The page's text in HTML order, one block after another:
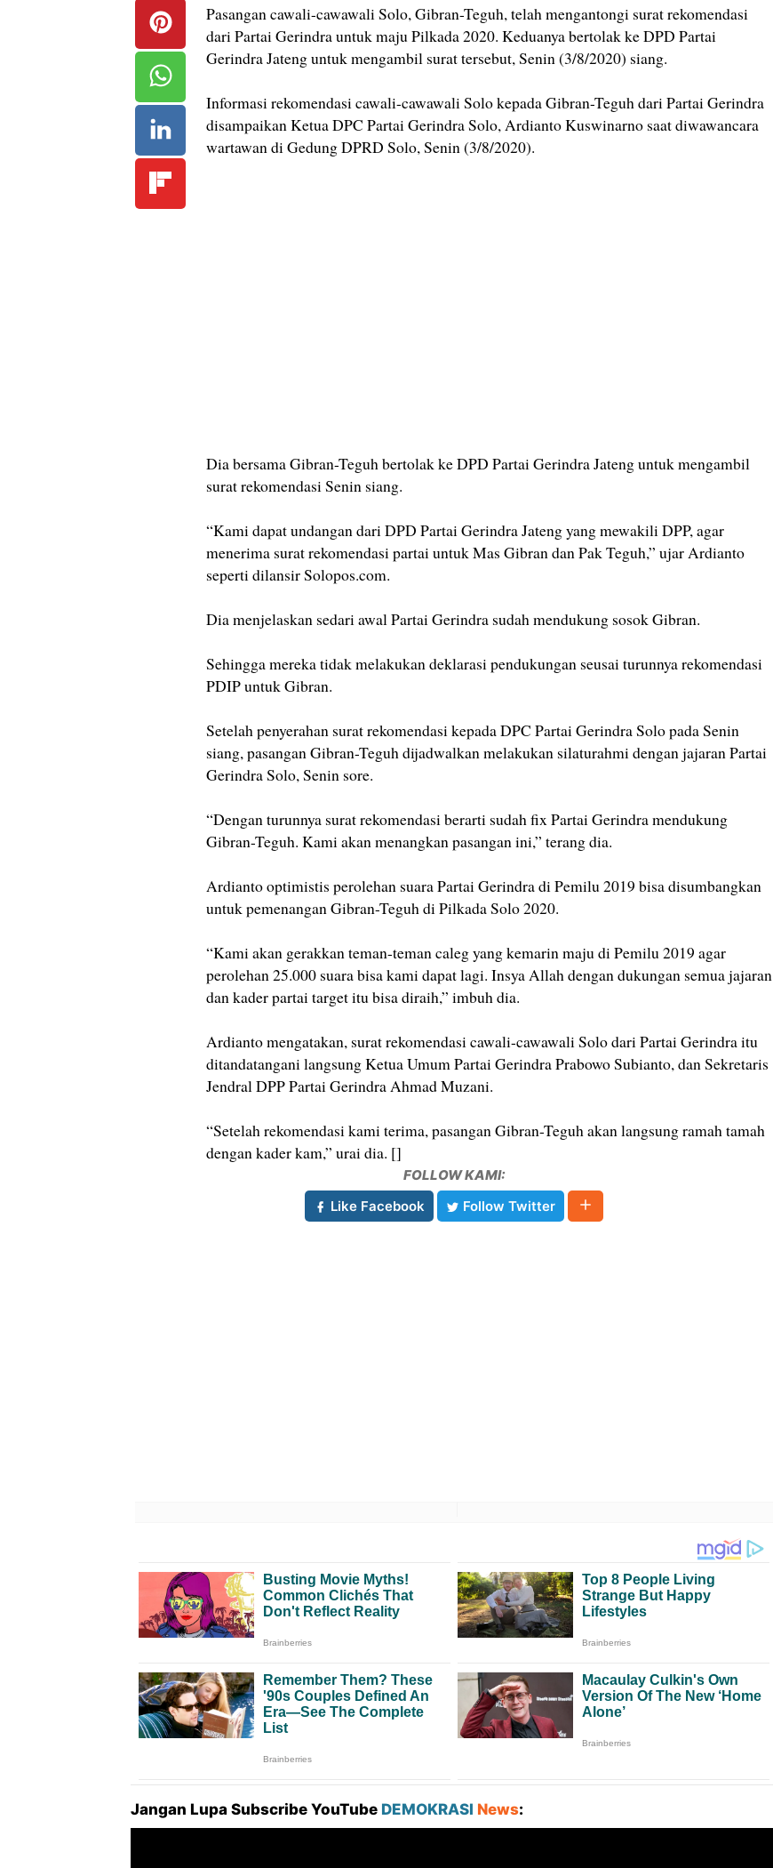
Pasangan cawali-cawawali Solo, Gibran-Teguh, telah mengantongi surat rekomendasi
dari Partai Gerindra untuk maju Pilkada 2020. Keduanya bertolak ke DPD Partai
Gerindra Jateng untuk mengambil surat tersebut, Senin (3/8/2020) siang.
Informasi rekomendasi cawali-cawawali Solo kepada Gibran-Teguh dari Partai Gerindra
disampaikan Ketua DPC Partai Gerindra Solo, Ardianto Kuswinarno saat diwawancara
wartawan di Gedung DPRD Solo, Senin (3/8/2020).
Dia bersama Gibran-Teguh bertolak ke DPD Partai Gerindra Jateng untuk mengambil
surat rekomendasi Senin siang.
“Kami dapat undangan dari DPD Partai Gerindra Jateng yang mewakili DPP, agar
menerima surat rekomendasi partai untuk Mas Gibran dan Pak Teguh,” ujar Ardianto
seperti dilansir Solopos.com.
Dia menjelaskan sedari awal Partai Gerindra sudah mendukung sosok Gibran.
Sehingga mereka tidak melakukan deklarasi pendukungan seusai turunnya rekomendasi
PDIP untuk Gibran.
Setelah penyerahan surat rekomendasi kepada DPC Partai Gerindra Solo pada Senin
siang, pasangan Gibran-Teguh dijadwalkan melakukan silaturahmi dengan jajaran Partai
Gerindra Solo, Senin sore.
“Dengan turunnya surat rekomendasi berarti sudah fix Partai Gerindra mendukung
Gibran-Teguh. Kami akan menangkan pasangan ini,” terang dia.
Ardianto optimistis perolehan suara Partai Gerindra di Pemilu 2019 bisa disumbangkan
untuk pemenangan Gibran-Teguh di Pilkada Solo 2020.
“Kami akan gerakkan teman-teman caleg yang kemarin maju di Pemilu 2019 agar
perolehan 25.000 suara bisa kami dapat lagi. Insya Allah dengan dukungan semua jajaran
dan kader partai target itu bisa diraih,” imbuh dia.
Ardianto mengatakan, surat rekomendasi cawali-cawawali Solo dari Partai Gerindra itu
ditandatangani langsung Ketua Umum Partai Gerindra Prabowo Subianto, dan Sekretaris
Jendral DPP Partai Gerindra Ahmad Muzani.
“Setelah rekomendasi kami terima, pasangan Gibran-Teguh akan langsung ramah tamah
dengan kader kam,” urai dia. []
FOLLOW KAMI:
Like Facebook
Follow Twitter
Jangan Lupa Subscribe YouTube DEMOKRASI News: